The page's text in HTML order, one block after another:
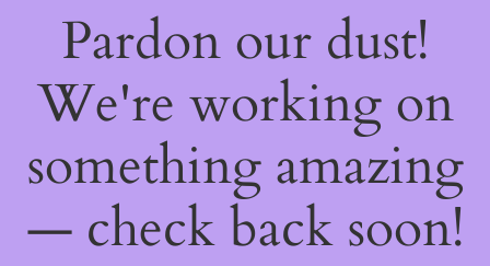
Pardon our dust!
We're working on
something amazing
— check back soon!